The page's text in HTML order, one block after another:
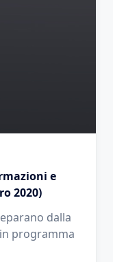
e
2020)
dalla
programma